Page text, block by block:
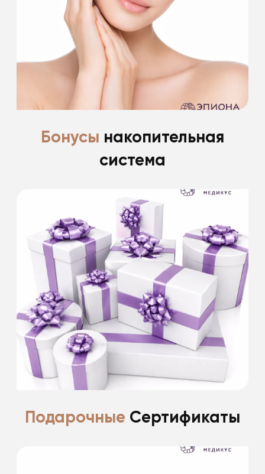
Подробнее
Бонусы накопительная
система
Скидка 15% именинникам на все
косметологические процедуры
в день рождения и 2 недели после.
Скидки не суммируются. Информацию
уточняйте у специалистов клиники.
Подарочные Сертификаты